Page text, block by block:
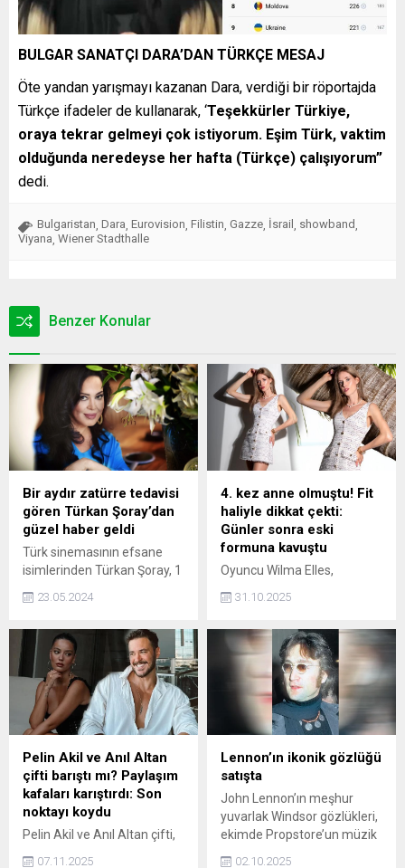
BULGAR SANATÇI DARA’DAN TÜRKÇE MESAJ
Öte yandan yarışmayı kazanan Dara, verdiği bir röportajda
Türkçe ifadeler de kullanarak, ‘Teşekkürler Türkiye,
oraya tekrar gelmeyi çok istiyorum. Eşim Türk, vaktim
olduğunda neredeyse her hafta (Türkçe) çalışıyorum”
dedi.
Bulgaristan, Dara, Eurovision, Filistin, Gazze, İsrail , showband,
Viyana, Wiener Stadthalle
Benzer Konular
Bir aydır zatürre tedavisi
gören Türkan Şoray’dan
güzel haber geldi
Türk sinemasının efsane
isimlerinden Türkan Şoray, 1
yakalandı. Günlerdir tedavi
açıklamada iyileştiğinin
müjdesini verdi.
23.05.2024
4. kez anne olmuştu! Fit
haliyle dikkat çekti:
Günler sonra eski
formuna kavuştu
Oyuncu Wilma Elles,
sevincini yaşıyor. Çiçeği
aldığı fazla kilolarından
günler içinde kurtuldu. Elles,
formda haliyle dikkat çekti.
31.10.2025
Pelin Akil ve Anıl Altan
çifti barıştı mı? Paylaşım
kafaları karıştırdı: Son
noktayı koydu
Pelin Akil ve Anıl Altan çifti,
07.11.2025
Lennon’ın ikonik gözlüğü
satışta
John Lennon’ın meşhur
yuvarlak Windsor gözlükleri,
ekimde Propstore’un müzik
02.10.2025